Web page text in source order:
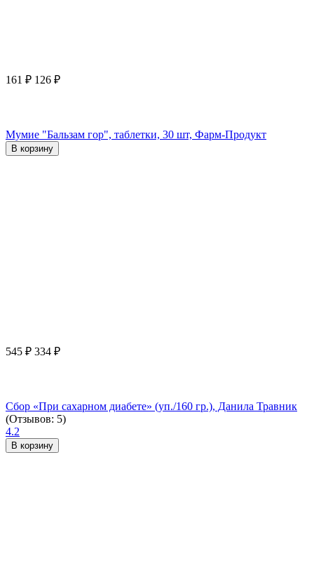
161 ₽ 126 ₽
Мумие "Бальзам гор", таблетки, 30 шт, Фарм-Продукт
В корзину
545 ₽ 334 ₽
Сбор «При сахарном диабете» (уп./160 гр.), Данила Травник
(Отзывов: 5)
4.2
В корзину